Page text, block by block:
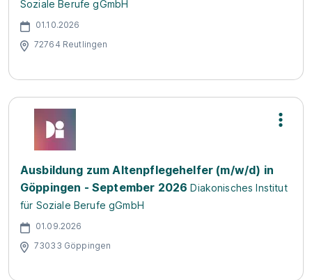
Soziale Berufe gGmbH
01.10.2026
72764 Reutlingen
Ausbildung zum Altenpflegehelfer (m/w/d) in
Göppingen - September 2026 Diakonisches Institut
für Soziale Berufe gGmbH
01.09.2026
73033 Göppingen